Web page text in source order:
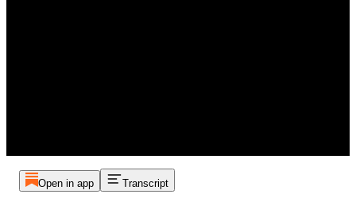
Open in app Transcript